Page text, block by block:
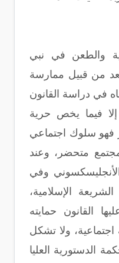
والطعن في نبي
من قبيل ممارسة
في دراسة القانون
فيما يخص حرية
فهو سلوك اجتماعي
متحضر، وعند
وفي
الإسلامية،
القانون حمايته
ولا تشكل
الدستورية العليا